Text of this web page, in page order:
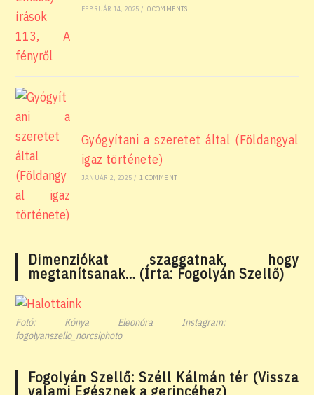
FEBRUÁR 14, 2025 / 0 COMMENTS
Gyógyítani a szeretet által (Földangyal
igaz története)
JANUÁR 2, 2025 / 1 COMMENT
Dimenziókat szaggatnak, hogy
megtanítsanak… (Írta: Fogolyán Szellő)
Fotó: Kónya Eleonóra Instagram:
fogolyanszello_norcsiphoto
Fogolyán Szellő: Széll Kálmán tér (Vissza
valami Egésznek a gerincéhez)